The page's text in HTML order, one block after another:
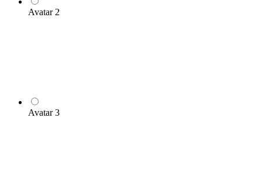
Avatar 2
Avatar 3